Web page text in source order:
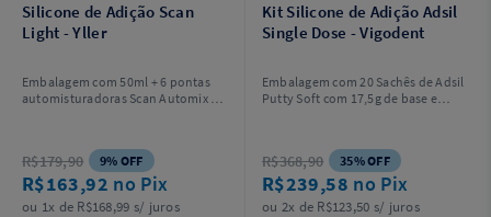
Silicone de Adição Scan
Light - Yller
Embalagem com 50ml + 6 pontas
automisturadoras Scan Automix + 6
R$179,90 9% OFF
R$163,92 no Pix
ou 1x de R$168,99 s/ juros
Kit Silicone de Adição Adsil
Single Dose - Vigodent
Embalagem com 20 Sachês de Adsil
Putty Soft com 17,5g de base e
R$368,90 35% OFF
R$239,58 no Pix
ou 2x de R$123,50 s/ juros